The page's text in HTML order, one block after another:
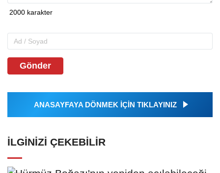
Gönder
ANASAYFAYA DÖNMEK İÇİN TIKLAYINIZ
İLGINIZI ÇEKEBILIR